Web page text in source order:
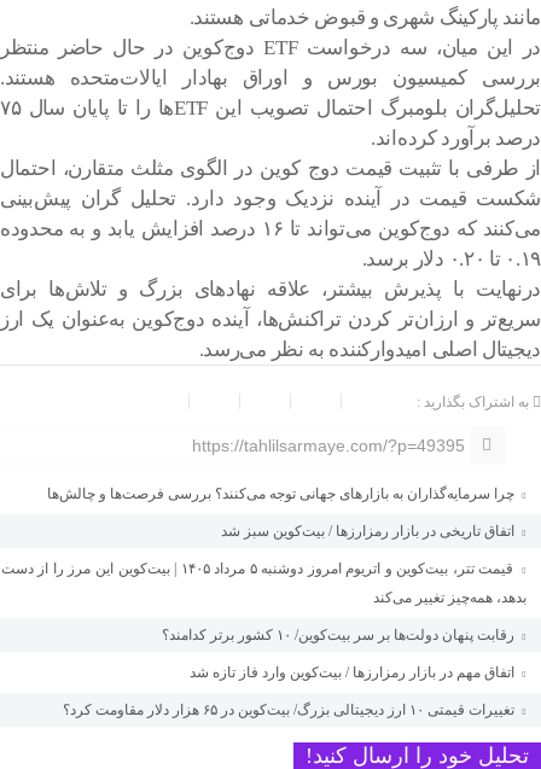
مانند پارکینگ شهری و قبوض خدماتی هستند.
در این میان، سه درخواست ETF دوج‌کوین در حال حاضر منتظر
بررسی کمیسیون بورس و اوراق بهادار ایالات‌متحده هستند.
تحلیل‌گران بلومبرگ احتمال تصویب این ETFها را تا پایان سال ۷۵
درصد برآورد کرده‌اند.
از طرفی با تثبیت قیمت دوج‌ کوین در الگوی مثلث متقارن، احتمال
شکست قیمت در آینده نزدیک وجود دارد. تحلیل گران پیش‌بینی
می‌کنند که دوج‌کوین می‌تواند تا ۱۶ درصد افزایش یابد و به محدوده
۰.۱۹ تا ۰.۲۰ دلار برسد.
درنهایت با پذیرش بیشتر، علاقه نهادهای بزرگ و تلاش‌ها برای
سریع‌تر و ارزان‌تر کردن تراکنش‌ها، آینده دوج‌کوین به‌عنوان یک ارز
دیجیتال اصلی امیدوارکننده به نظر می‌رسد.
به اشتراک بگذارید :
https://tahlilsarmaye.com/?p=49395
چرا سرمایه‌گذاران به بازارهای جهانی توجه می‌کنند؟ بررسی فرصت‌ها و چالش‌ها
اتفاق تاریخی در بازار رمزارزها / بیت‌کوین سبز شد
قیمت تتر، بیت‌کوین و اتریوم امروز دوشنبه ۵ مرداد ۱۴۰۵ | بیت‌کوین این مرز را از دست
بدهد، همه‌چیز تغییر می‌کند
رقابت پنهان دولت‌ها بر سر بیت‌کوین/ ۱۰ کشور برتر کدامند؟
اتفاق مهم در بازار رمزارزها / بیت‌کوین وارد فاز تازه شد
تغییرات قیمتی ۱۰ ارز دیجیتالی بزرگ/ بیت‌کوین در ۶۵ هزار دلار مقاومت کرد؟
تحلیل خود را ارسال کنید!